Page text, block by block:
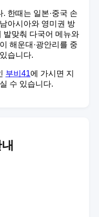
한때는 일본·중국 손
아시아와 영미권 방
발맞춰 다국어 메뉴와
해운대·광안리를 중
습니다.
부비41에 가시면 지
수 있습니다.